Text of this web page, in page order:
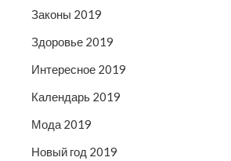
Законы 2019
Здоровье 2019
Интересное 2019
Календарь 2019
Мода 2019
Новый год 2019